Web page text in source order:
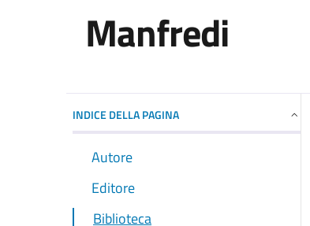
Manfredi
INDICE DELLA PAGINA
Autore
Editore
Biblioteca